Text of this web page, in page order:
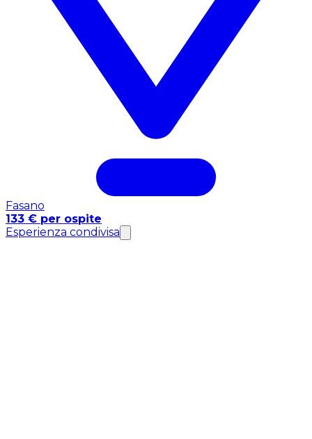
Fasano
133 € per ospite
Esperienza condivisa